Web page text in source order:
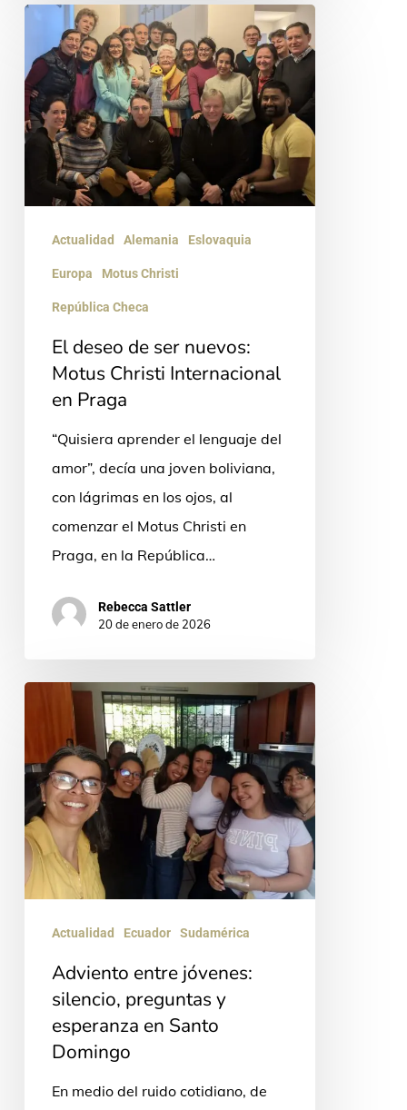
deseo
de
ser
nuevos:
Motus
Christi
Praga
Actualidad Alemania Eslovaquia
Europa Motus Christi
República Checa
El deseo de ser nuevos:
Motus Christi Internacional
en Praga
“Quisiera aprender el lenguaje del
amor”, decía una joven boliviana,
con lágrimas en los ojos, al
comenzar el Motus Christi en
Praga, en la República…
Rebecca Sattler
20 de enero de 2026
Adviento
jóvenes:
silencio,
preguntas
y
esperanza
en
SantoActualidad Ecuador Sudamérica
Adviento entre jóvenes:
silencio, preguntas y
esperanza en Santo
Domingo
En medio del ruido cotidiano, de